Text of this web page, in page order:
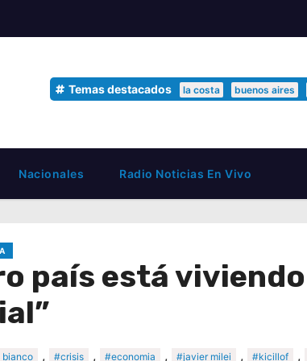
Temas destacados la costa buenos aires
Nacionales Radio Noticias En Vivo
país está
bianco , #crisis , #economia , #javier milei , #kicillof ,